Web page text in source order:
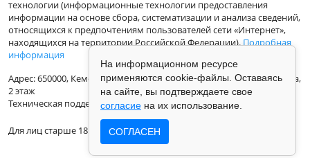
технологии (информационные технологии предоставления
информации на основе сбора, систематизации и анализа сведений,
относящихся к предпочтениям пользователей сети «Интернет»,
находящихся на территории Российской Федерации).Подробная
информация
Адрес: 650000, Кемеровская Область, г.Кемерово, ул.Кузбасская 33а,
2 этаж
Техническая поддержка: support@vse42.ru
Для лиц старше 18 лет.
На информационном ресурсе
применяются cookie-файлы. Оставаясь
на сайте, вы подтверждаете свое
согласие на их использование.
СОГЛАСЕН